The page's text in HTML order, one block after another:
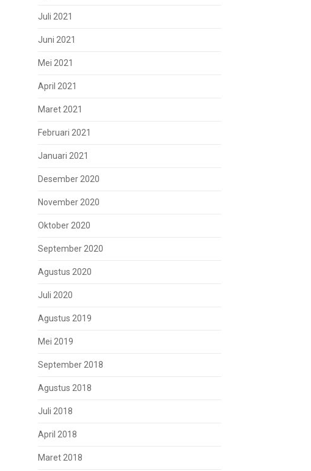
Juli 2021
Juni 2021
Mei 2021
April 2021
Maret 2021
Februari 2021
Januari 2021
Desember 2020
November 2020
Oktober 2020
September 2020
Agustus 2020
Juli 2020
Agustus 2019
Mei 2019
September 2018
Agustus 2018
Juli 2018
April 2018
Maret 2018